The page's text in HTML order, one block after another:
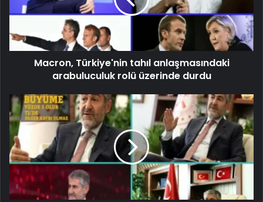
Macron, Türkiye'nin tahıl anlaşmasındaki
arabuluculuk rolü üzerinde durdu